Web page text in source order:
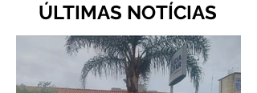
ÚLTIMAS NOTÍCIAS